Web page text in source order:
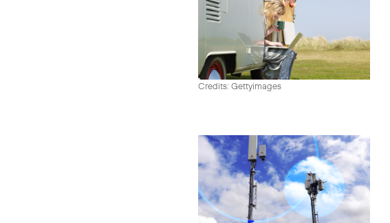
Credits: Gettyimages